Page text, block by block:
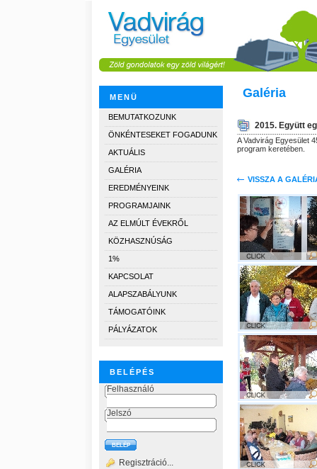
MENÜ
BEMUTATKOZUNK
ÖNKÉNTESEKET FOGADUNK
AKTUÁLIS
GALÉRIA
EREDMÉNYEINK
PROGRAMJAINK
AZ ELMÚLT ÉVEKRŐL
KÖZHASZNÚSÁG
1%
KAPCSOLAT
ALAPSZABÁLYUNK
TÁMOGATÓINK
PÁLYÁZATOK
BELÉPÉS
Felhasználó
Jelszó
Regisztráció...
Galéria
2015. Együtt
A Vadvirág Egyesület
program keretében.
VISSZA A